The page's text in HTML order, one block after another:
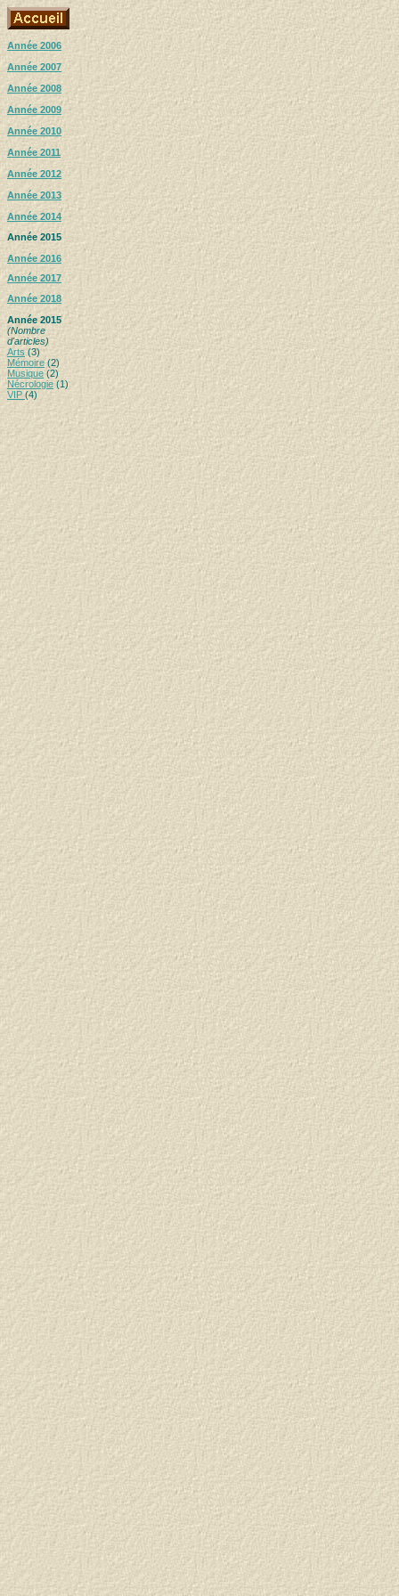
Année 2006
Année 2007
Année 2008
Année 2009
Année 2010
Année 2011
Année 2012
Année 2013
Année 2014
Année 2015
Année 2016
Année 2017
Année 2018
Année 2015
(Nombre
d'articles)
Arts (3)
Mémoire (2)
Musique (2)
Nécrologie (1)
VIP (4)